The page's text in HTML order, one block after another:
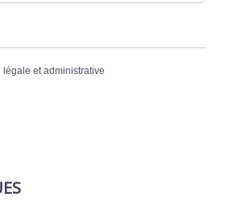
et administrative